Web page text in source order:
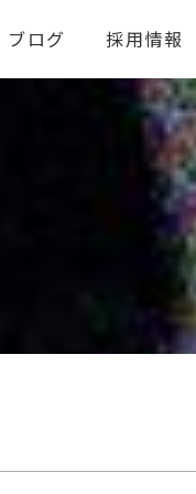
ブログ 採用情報